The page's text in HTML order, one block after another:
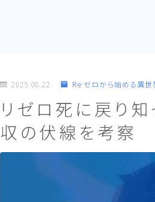
2025.08.22 Re:ゼロから始める異世
リゼロ死に戻り
収の伏線を考察